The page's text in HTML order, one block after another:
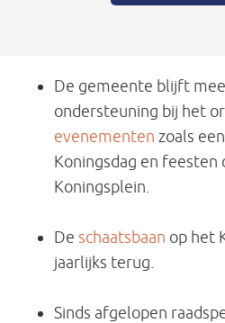
De gemeente blijft
ondersteuning bij het
evenementen zoals
Koningsdag en
Koningsplein.
De schaatsbaan op het
jaarlijks terug.
Sinds afgelopen